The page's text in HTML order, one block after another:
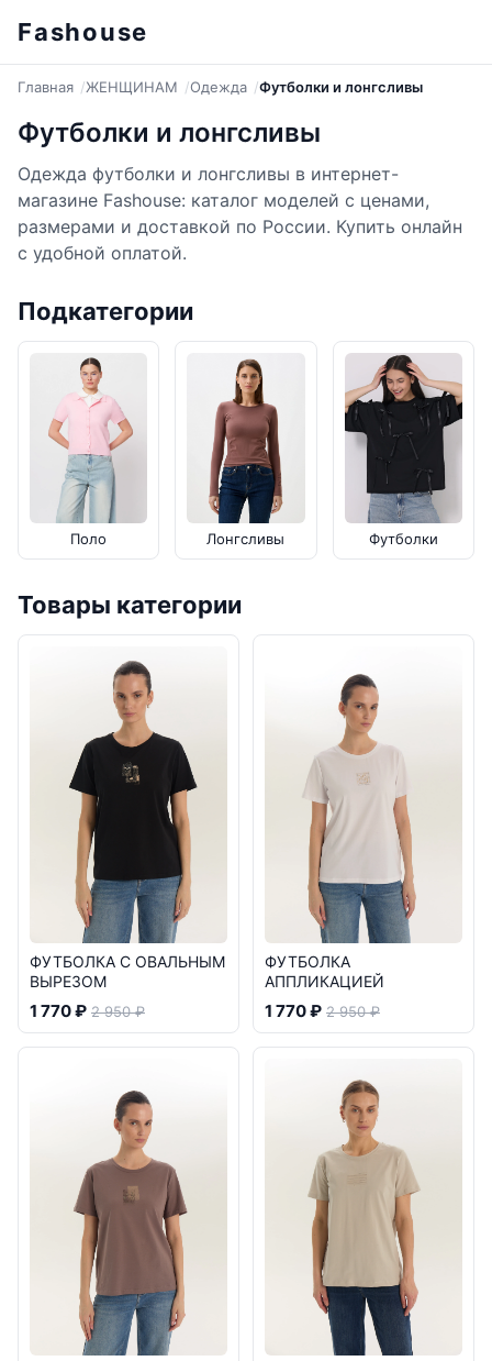
Fashouse
Главная ЖЕНЩИНАМ Одежда Футболки и лонгсливы
Футболки и лонгсливы
Одежда футболки и лонгсливы в интернет-
магазине Fashouse: каталог моделей с ценами,
размерами и доставкой по России. Купить онлайн
с удобной оплатой.
Подкатегории
Поло Лонгсливы Футболки
Товары категории
ФУТБОЛКА С ОВАЛЬНЫМ
ВЫРЕЗОМ
1 770 ₽ 2 950 ₽
ФУТБОЛКА
АППЛИКАЦИЕЙ
1 770 ₽ 2 950 ₽